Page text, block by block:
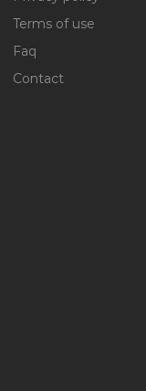
Terms of use
Faq
Contact